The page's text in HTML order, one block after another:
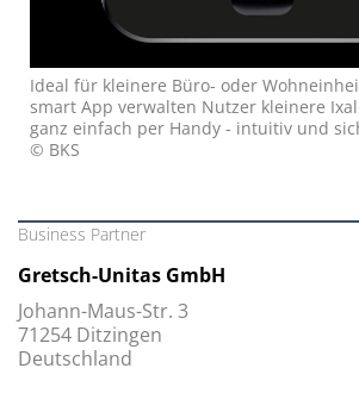
Ideal für kleinere Büro- oder
smart App verwalten Nutzer kleinere
ganz einfach per Handy - intuitiv und
© BKS
Business Partner
Gretsch-Unitas GmbH
Johann-Maus-Str. 3
71254 Ditzingen
Deutschland